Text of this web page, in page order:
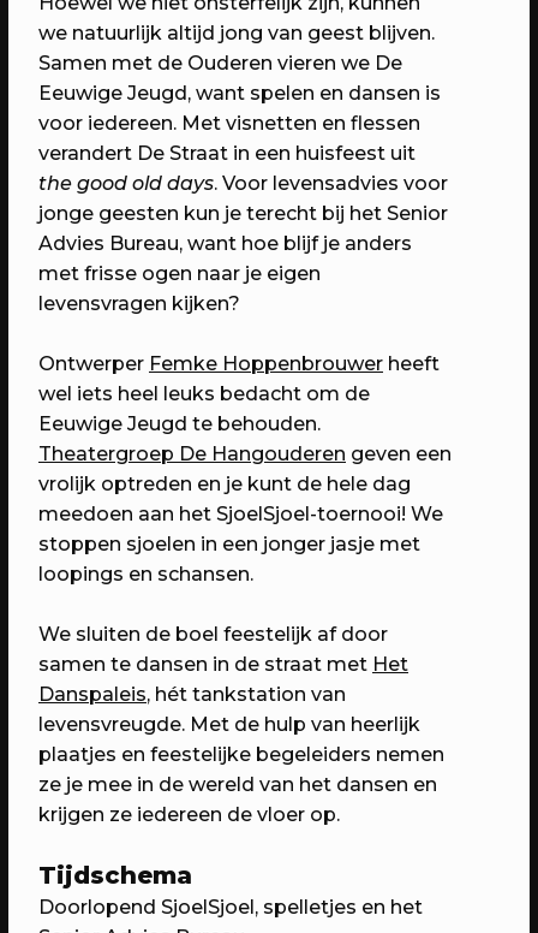
6 jaar RAUM: Vier je mee?
Een avond vol verrassingen met het
beste van RAUM
23/04/2023
WEKEA: Grote Huisraad Veiling
Scoor en verkoop toffe spullen op de
Grote Huisraad Veiling met Emmaus
Domstad.
30/04/2023
WEKEA: Huisfeest met Kapitaal
we natuurlijk altijd jong van geest blijven.
Samen met de Ouderen vieren we De
Eeuwige Jeugd, want spelen en dansen is
voor iedereen. Met visnetten en flessen
verandert De Straat in een huisfeest uit
the good old days. Voor levensadvies voor
jonge geesten kun je terecht bij het Senior
Advies Bureau, want hoe blijf je anders
met frisse ogen naar je eigen
levensvragen kijken?
Ontwerper Femke Hoppenbrouwer heeft
wel iets heel leuks bedacht om de
Eeuwige Jeugd te behouden.
Theatergroep De Hangouderen geven een
vrolijk optreden en je kunt de hele dag
meedoen aan het SjoelSjoel-toernooi! We
stoppen sjoelen in een jonger jasje met
loopings en schansen.
We sluiten de boel feestelijk af door
samen te dansen in de straat met Het
Danspaleis, hét tankstation van
levensvreugde. Met de hulp van heerlijk
plaatjes en feestelijke begeleiders nemen
ze je mee in de wereld van het dansen en
krijgen ze iedereen de vloer op.
Tijdschema
Doorlopend SjoelSjoel, spelletjes en het